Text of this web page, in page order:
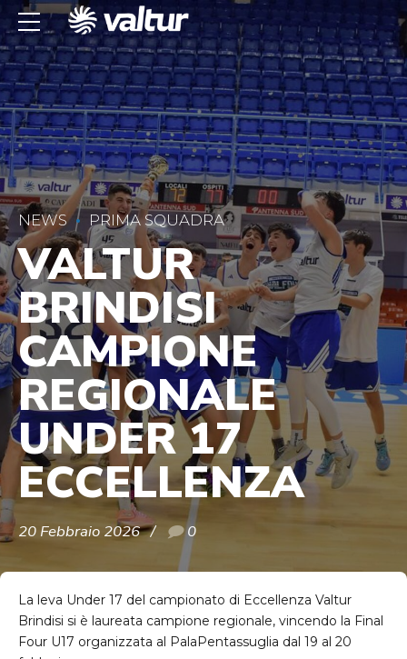
NEWS PRIMA SQUADRA
VALTUR
BRINDISI
CAMPIONE
REGIONALE
UNDER 17
ECCELLENZA
20 Febbraio 2026 0
La leva Under 17 del campionato di Eccellenza Valtur
Brindisi si è laureata campione regionale, vincendo la Final
Four U17 organizzata al PalaPentassuglia dal 19 al 20